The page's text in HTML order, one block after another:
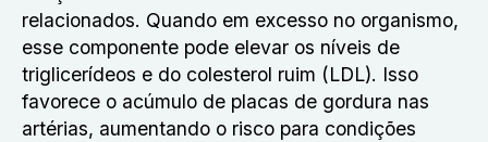
relacionados. Quando em excesso no organismo,
esse componente pode elevar os níveis de
triglicerídeos e do colesterol ruim (LDL). Isso
favorece o acúmulo de placas de gordura nas
artérias, aumentando o risco para condições